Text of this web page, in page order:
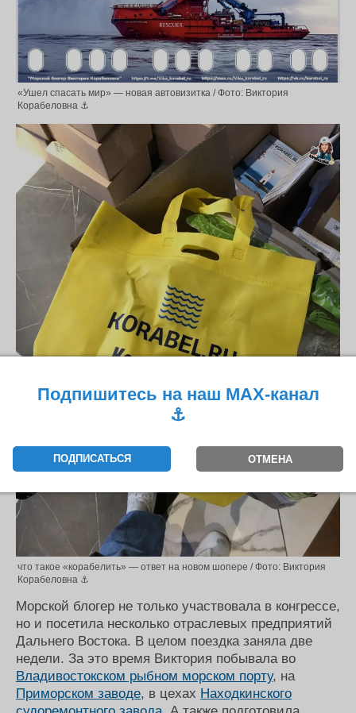
«Ушел спасать мир» — новая автовизитка / Фото: Виктория
Корабеловна ⚓
что такое «корабелить» — ответ на новом шопере / Фото: Виктория
Корабеловна ⚓
Морской блогер не только участвовала в конгрессе,
но и посетила несколько отраслевых предприятий
Дальнего Востока. В целом поездка заняла две
недели. За это время Виктория побывала во
Владивостокском рыбном морском порту, на
Приморском заводе, в цехах Находкинского
Подпишитесь на наш MAX-канал
⚓️
ПОДПИСАТЬСЯ ОТМЕНА